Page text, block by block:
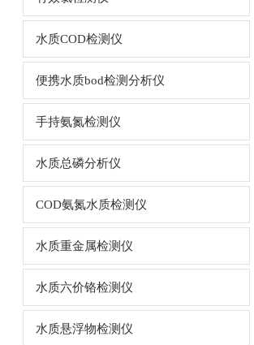
水质COD检测仪
便携水质bod检测分析仪
手持氨氮检测仪
水质总磷分析仪
COD氨氮水质检测仪
水质重金属检测仪
水质六价铬检测仪
水质悬浮物检测仪